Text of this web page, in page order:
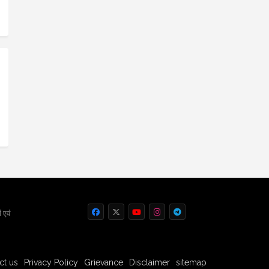
एवं
us Privacy Policy Grievance Disclaimer sitemap